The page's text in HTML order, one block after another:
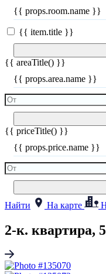
{{ props.room.name }}
{{ item.title }}
{{ areaTitle() }}
{{ props.area.name }}
{{ priceTitle() }}
{{ props.price.name }}
Найти
На карте
2-к. квартира,